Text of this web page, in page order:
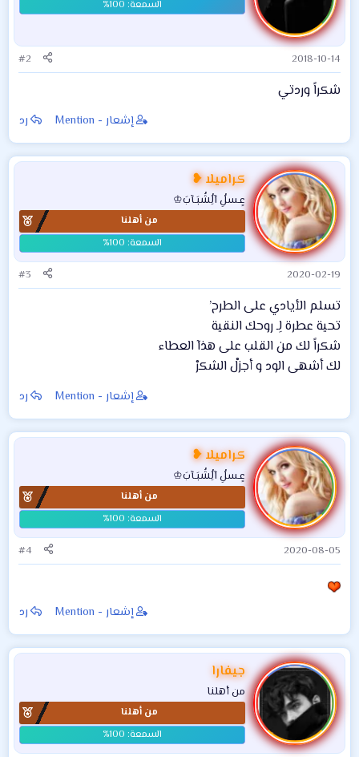
2018-10-14
#2
شكراً وردتي
إشعار - Mention رد
كراميلا ❥
عٍـسلُِ آلُِشُبَـآبَ♔
من أهلنا
2020-02-19
#3
تسلم الأيادي على الطرح’
تحية عطرة لِـ روحك النقية
شكراً لك من القلب على هذآ العطاء
لك أشهى الود و أجزلْ الشكرْ
إشعار - Mention رد
كراميلا ❥
عٍـسلُِ آلُِشُبَـآبَ♔
من أهلنا
2020-08-05
#4
إشعار - Mention رد
جيفارا
من أهلنا
من أهلنا